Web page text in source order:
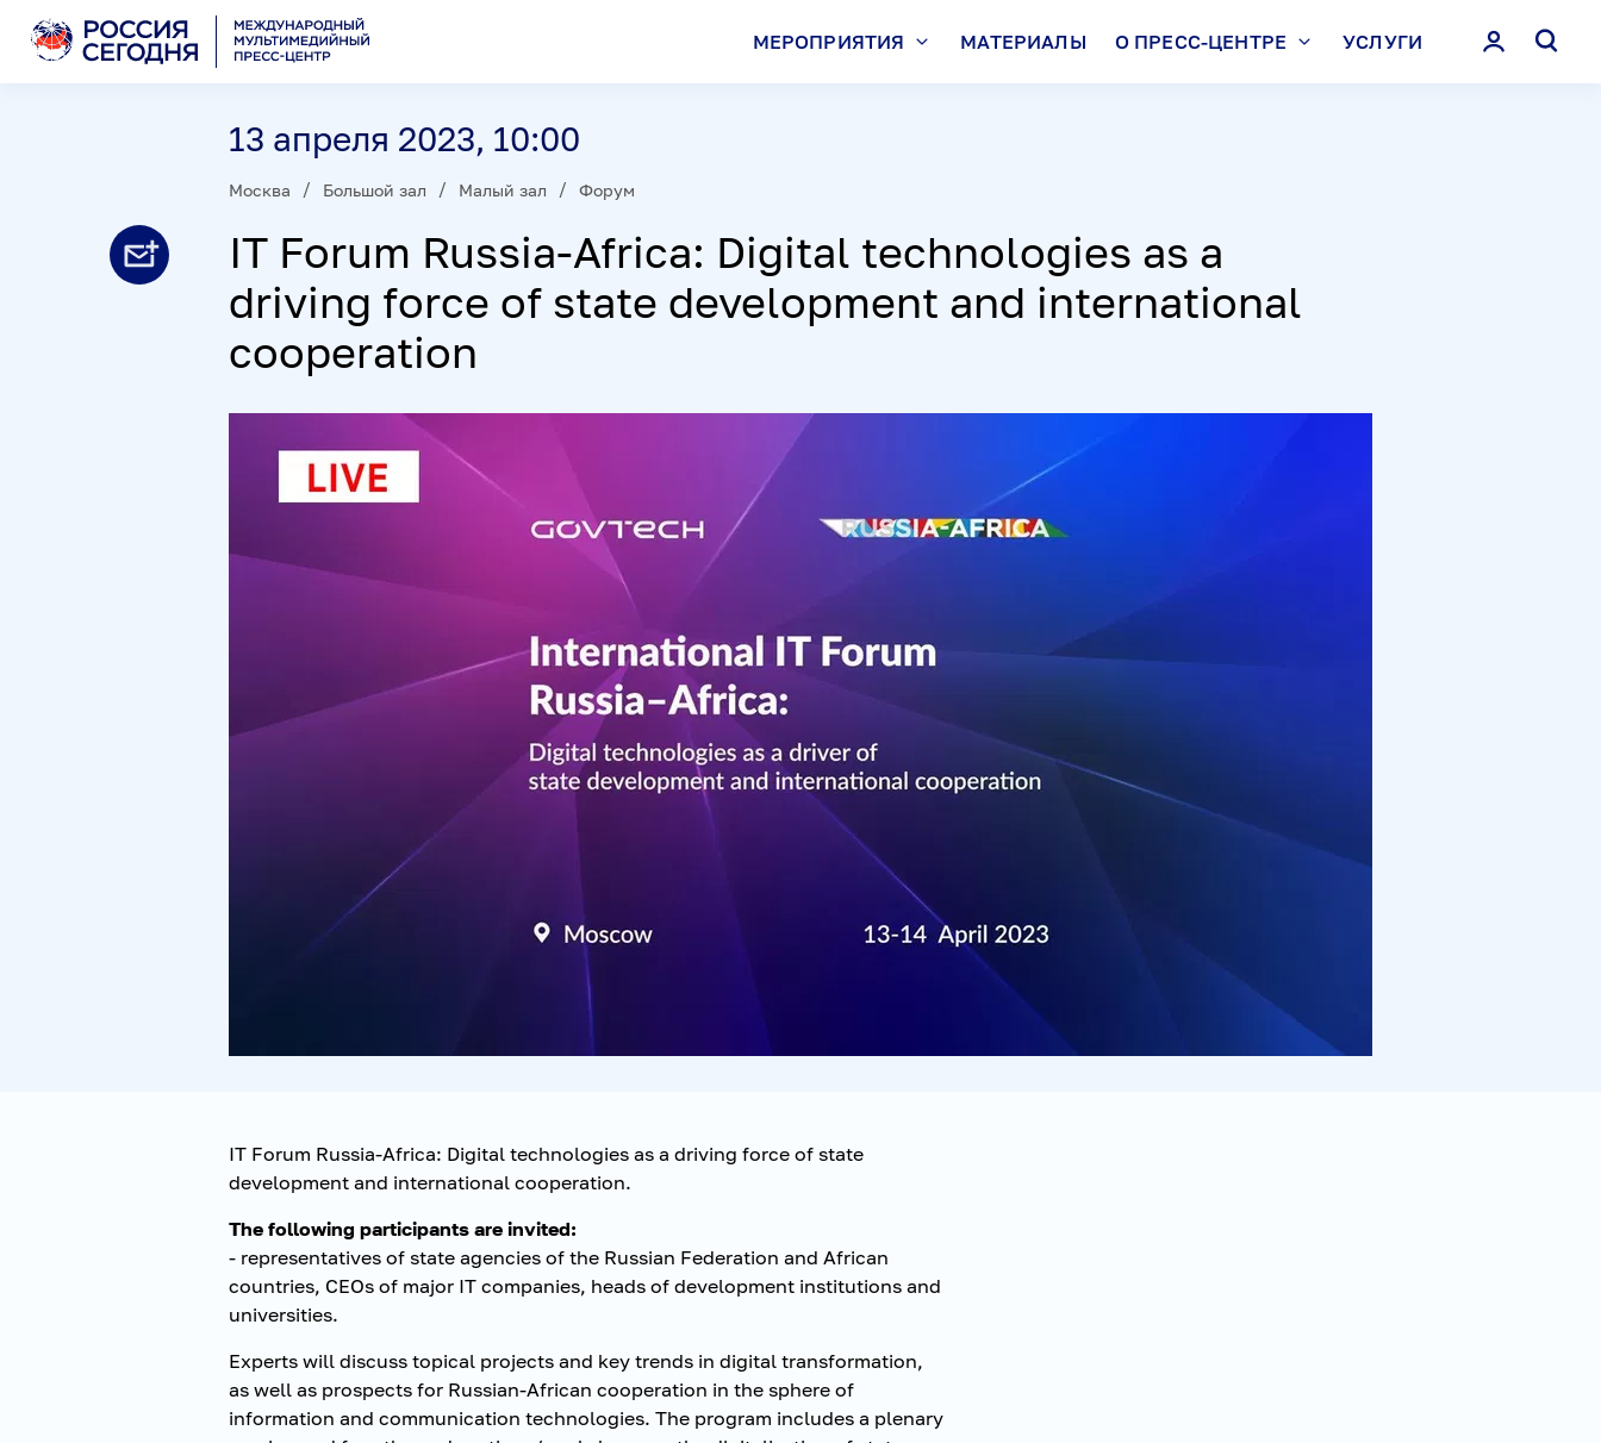
МЕРОПРИЯТИЯ МАТЕРИАЛЫ О ПРЕСС-ЦЕНТРЕ УСЛУГИ
13 апреля 2023, 10:00
Москва Большой зал Малый зал Форум
IT Forum Russia-Africa: Digital technologies as a
driving force of state development and international
cooperation
IT Forum Russia-Africa: Digital technologies as a driving force of state
development and international cooperation.
The following participants are invited:
- representatives of state agencies of the Russian Federation and African
countries, CEOs of major IT companies, heads of development institutions and
universities.
Experts will discuss topical projects and key trends in digital transformation,
as well as prospects for Russian-African cooperation in the sphere of
information and communication technologies. The program includes a plenary